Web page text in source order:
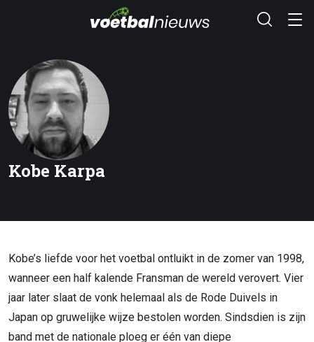
Kobe Karpa
Kobe’s liefde voor het voetbal ontluikt in de zomer van 1998,
wanneer een half kalende Fransman de wereld verovert. Vier
jaar later slaat de vonk helemaal als de Rode Duivels in
Japan op gruwelijke wijze bestolen worden. Sindsdien is zijn
band met de nationale ploeg er één van diepe